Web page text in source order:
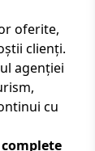
oferite,
clienți.
agenției
cu